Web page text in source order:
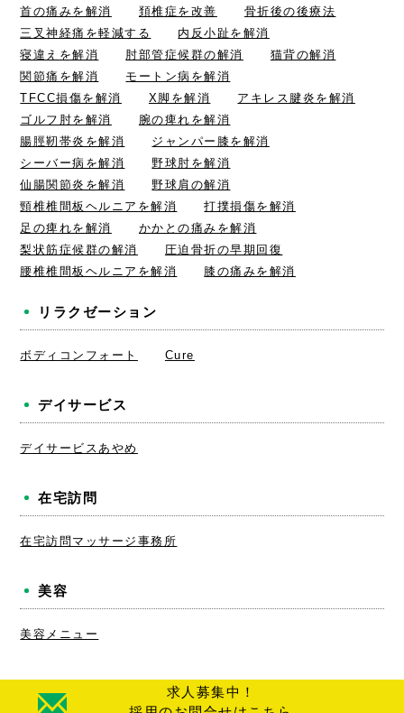
求人募集中！
首の痛みを解消
頚椎症を改善
骨折後の後療法
三叉神経痛を軽減する
内反小趾を解消
寝違えを解消
肘部管症候群の解消
猫背の解消
関節痛を解消
モートン病を解消
TFCC損傷を解消
X脚を解消
アキレス腱炎を解消
ゴルフ肘を解消
腕の痺れを解消
腸脛靭帯炎を解消
ジャンパー膝を解消
シーバー病を解消
野球肘を解消
仙腸関節炎を解消
野球肩の解消
頸椎椎間板ヘルニアを解消
打撲損傷を解消
足の痺れを解消
かかとの痛みを解消
梨状筋症候群の解消
圧迫骨折の早期回復
腰椎椎間板ヘルニアを解消
膝の痛みを解消
リラクゼーション
ボディコンフォート Cure
デイサービス
デイサービスあやめ
在宅訪問
在宅訪問マッサージ事務所
美容
美容メニュー